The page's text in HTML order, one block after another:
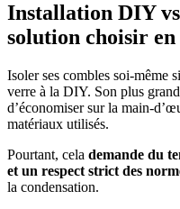
Installation DIY
solution choisir en
Isoler ses combles soi-même
verre à la DIY. Son plus
d’économiser sur la main-
matériaux utilisés.
Pourtant, cela demande du
et un respect strict des
la condensation.